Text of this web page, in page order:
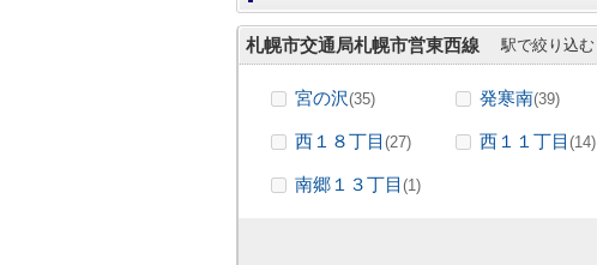
札幌市交通局札幌市営東西線 駅で絞り込む
宮の沢(35) 発寒南(39)
西１８丁目 (27) 西１１丁目 (14)
南郷１３丁目 (1)